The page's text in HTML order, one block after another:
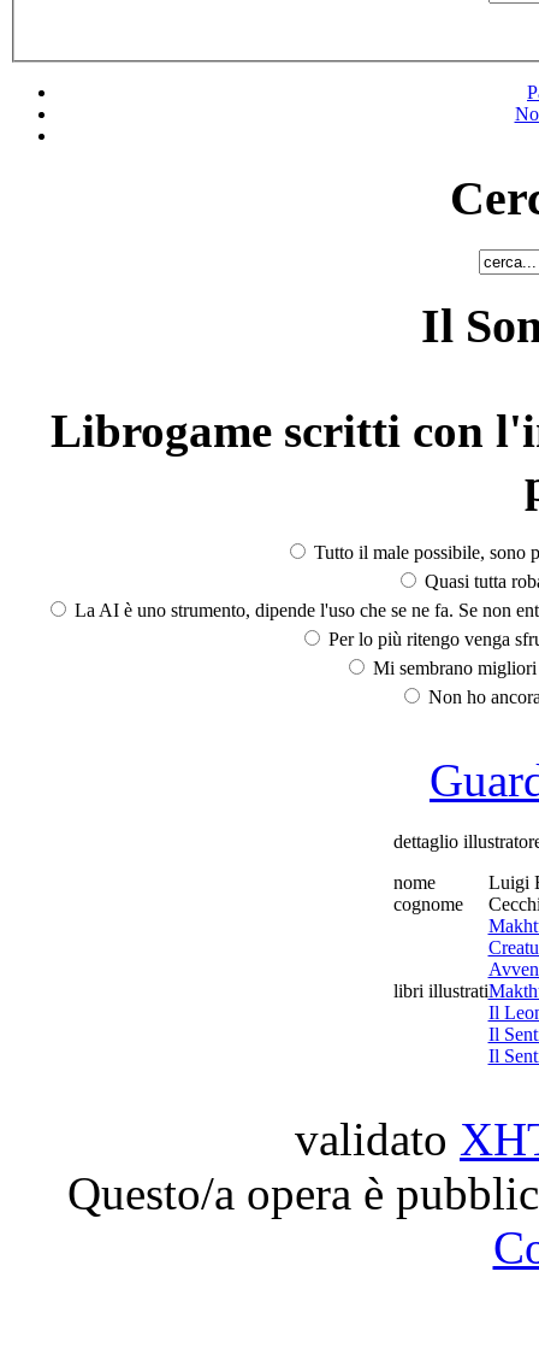
Il
Librogame scritti con
Tutto il male possibile, sono
Quasi tutta
La AI è uno strumento, dipende l'uso che se ne fa. Se non
Per lo più ritengo venga
Mi sembrano
Non ho
dettaglio
nome
Luigi
cognome
libri illustrati
Il
Il
Il
validato
Questo/a opera è